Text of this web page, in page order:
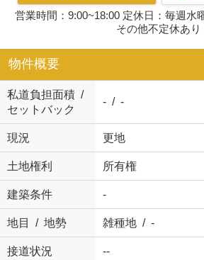
営業時間：9:00~18:00 定休日：毎週水
その他不定休あり
物件概要
私道負担面積 /
セットバック
- / -
現況 更地
土地権利 所有権
建築条件 -
地目 / 地勢 雑種地 / -
接道状況 --